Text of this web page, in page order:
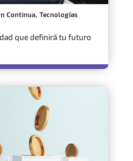
Continua, Tecnologías
que definirá tu futuro